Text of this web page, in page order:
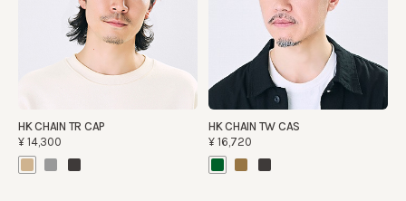
HK CHAIN TR CAP
¥14,300
HK CHAIN TW CAS
¥16,720